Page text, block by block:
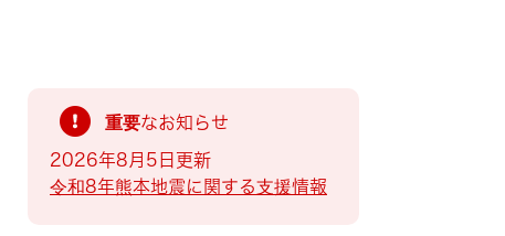
重要なお知らせ
2026年8月5日更新
令和8年熊本地震に関する支援情報